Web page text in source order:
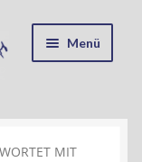
Menü
MIT